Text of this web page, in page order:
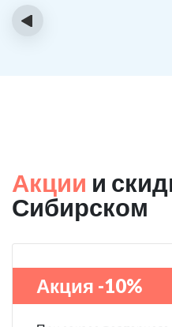
‹
Акции и
Сибирском
Акция -10%